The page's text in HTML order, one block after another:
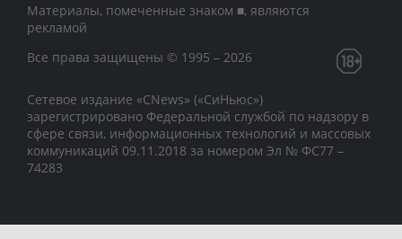
Материалы, помеченные знаком ■, являются
рекламой
Все права защищены © 1995 – 2026
Сетевое издание «CNews» («СиНьюс»)
зарегистрировано Федеральной службой по надзору в
сфере связи, информационных технологий и массовых
коммуникаций 09.11.2018 за номером Эл № ФС77 –
74283